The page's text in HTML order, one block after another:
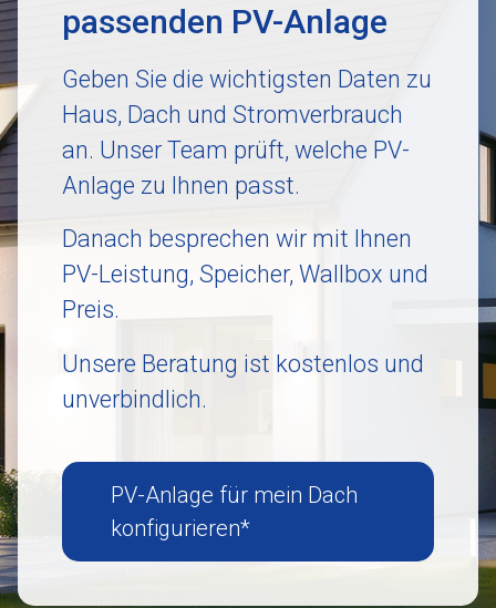
passenden PV-Anlage
Geben Sie die wichtigsten Daten zu
Haus, Dach und Stromverbrauch
an. Unser Team prüft, welche PV-
Anlage zu Ihnen passt.
Danach besprechen wir mit Ihnen
PV-Leistung, Speicher, Wallbox und
Preis.
Unsere Beratung ist kostenlos und
unverbindlich.
PV-Anlage für mein Dach
konfigurieren*